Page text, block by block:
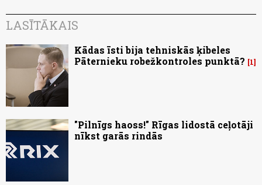
LASĪTĀKAIS
Kādas īsti bija tehniskās ķibeles
Pāternieku robežkontroles punktā?
1
"Pilnīgs haoss!" Rīgas lidostā ceļotāji
nīkst garās rindās